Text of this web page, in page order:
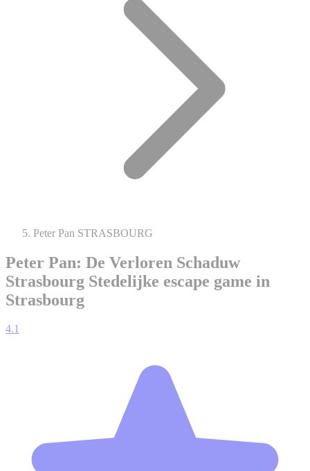
Peter Pan STRASBOURG
Peter Pan: De Verloren Schaduw
Strasbourg Stedelijke escape game in
Strasbourg
4.1